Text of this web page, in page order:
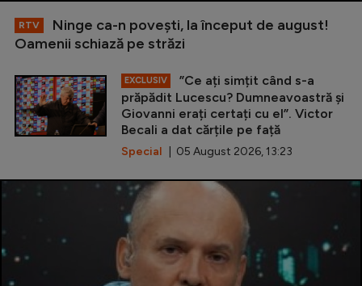
RTV
Ninge ca-n povești, la început de august!
Oamenii schiază pe străzi
EXCLUSIV
”Ce ați simțit când s-a
prăpădit Lucescu? Dumneavoastră și
Giovanni erați certați cu el”. Victor
Becali a dat cărțile pe față
Special | 05 August 2026, 13:23